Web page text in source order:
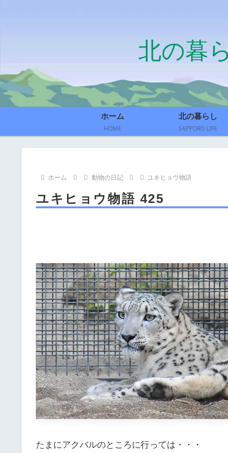
北の暮
ホーム
HOME
北の暮らし
SAPPORO LIFE
ホーム 動物の日記 ユキヒョウ物語
ユキヒョウ物語 425
たまにアクバルのところに行っては・・・